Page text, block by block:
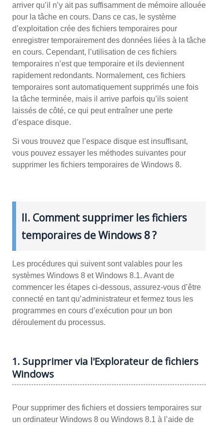
arriver qu’il n’y ait pas suffisamment de mémoire allouée
pour la tâche en cours. Dans ce cas, le système
d’exploitation crée des fichiers temporaires pour
enregistrer temporairement des données liées à la tâche
en cours. Cependant, l’utilisation de ces fichiers
temporaires n’est que temporaire et ils deviennent
rapidement redondants. Normalement, ces fichiers
temporaires sont automatiquement supprimés une fois
la tâche terminée, mais il arrive parfois qu’ils soient
laissés de côté, ce qui peut entraîner une perte
d’espace disque.
Si vous trouvez que l’espace disque est insuffisant,
vous pouvez essayer les méthodes suivantes pour
supprimer les fichiers temporaires de Windows 8.
II. Comment supprimer les fichiers
temporaires de Windows 8 ?
Les procédures qui suivent sont valables pour les
systèmes Windows 8 et Windows 8.1. Avant de
commencer les étapes ci-dessous, assurez-vous d’être
connecté en tant qu’administrateur et fermez tous les
programmes en cours d’exécution pour un bon
déroulement du processus.
1. Supprimer via l'Explorateur de fichiers
Windows
Pour supprimer des fichiers et dossiers temporaires sur
un ordinateur Windows 8 ou Windows 8.1 à l’aide de